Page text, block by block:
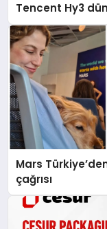
Tencent Hy3
Mars
çağrısı